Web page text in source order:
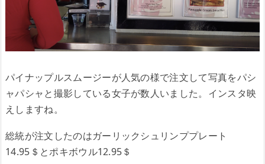
パイナップルスムージーが人気の様で注文して写真をパシ
ャパシャと撮影している女子が数人いました。インスタ映
えしますね。
総統が注文したのはガーリックシュリンププレート
14.95＄とポキボウル12.95＄